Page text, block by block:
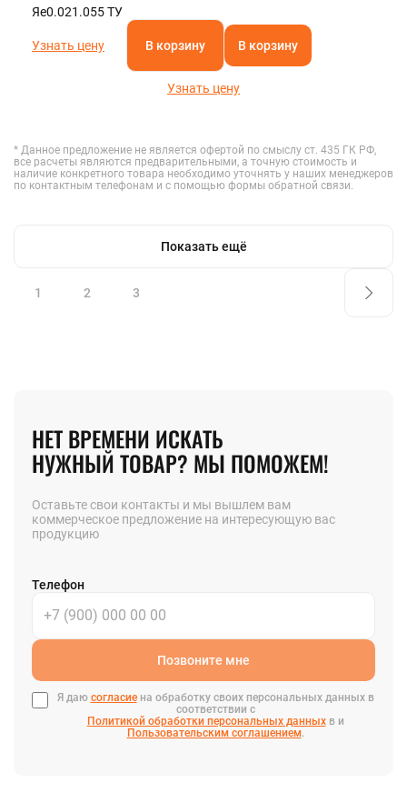
Яе0.021.055 ТУ
Узнать цену В корзину В корзину
Узнать цену
* Данное предложение не является офертой по смыслу ст. 435 ГК РФ,
все расчеты являются предварительными, а точную стоимость и
наличие конкретного товара необходимо уточнять у наших менеджеров
по контактным телефонам и с помощью формы обратной связи.
Показать ещё
1 2 3
НЕТ ВРЕМЕНИ ИСКАТЬ
НУЖНЫЙ ТОВАР? МЫ ПОМОЖЕМ!
Оставьте свои контакты и мы вышлем вам
коммерческое предложение на интересующую вас
продукцию
Телефон
Позвоните мне
Я даю согласиена обработку своих персональных данных в
соответствии с
Политикой обработки персональных данныхв и
Пользовательским соглашением.